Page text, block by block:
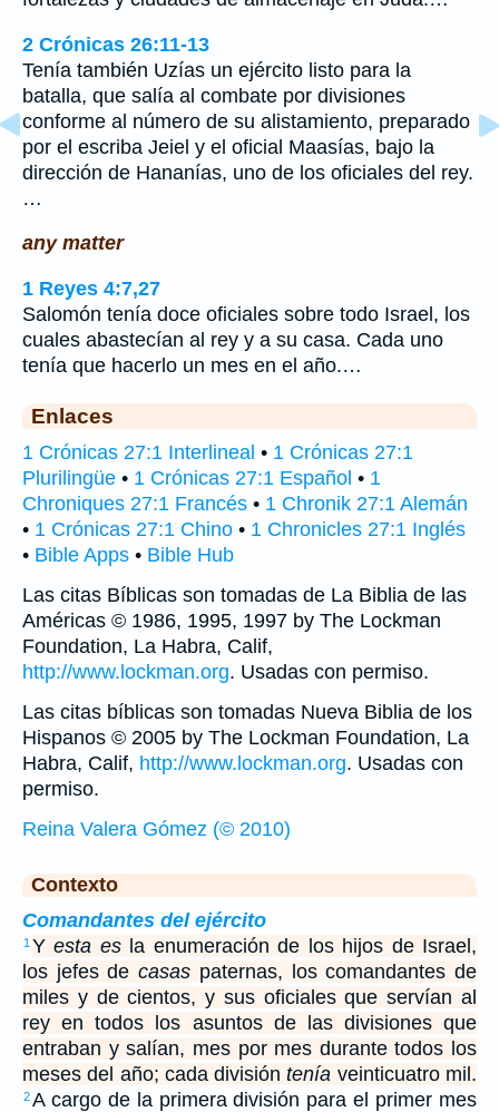
2 Crónicas 26:11-13
Tenía también Uzías un ejército listo para la
batalla, que salía al combate por divisiones
conforme al número de su alistamiento, preparado
por el escriba Jeiel y el oficial Maasías, bajo la
dirección de Hananías, uno de los oficiales del rey.
…
any matter
1 Reyes 4:7,27
Salomón tenía doce oficiales sobre todo Israel, los
cuales abastecían al rey y a su casa. Cada uno
tenía que hacerlo un mes en el año.…
Enlaces
1 Crónicas 27:1 Interlineal • 1 Crónicas 27:1
Plurilingüe • 1 Crónicas 27:1 Español • 1
Chroniques 27:1 Francés • 1 Chronik 27:1 Alemán
• 1 Crónicas 27:1 Chino • 1 Chronicles 27:1 Inglés
• Bible Apps • Bible Hub
Las citas Bíblicas son tomadas de La Biblia de las
Américas © 1986, 1995, 1997 by The Lockman
Foundation, La Habra, Calif,
http://www.lockman.org. Usadas con permiso.
Las citas bíblicas son tomadas Nueva Biblia de los
Hispanos © 2005 by The Lockman Foundation, La
Habra, Calif, http://www.lockman.org. Usadas con
permiso.
Reina Valera Gómez (© 2010)
Contexto
Comandantes del ejército
1 Yesta esla enumeración de los hijos de Israel,
los jefes decasas paternas, los comandantes de
miles y de cientos, y sus oficiales que servían al
rey en todos los asuntos de las divisiones que
entraban y salían, mes por mes durante todos los
meses del año; cada divisióntenía veinticuatro mil.
2A cargo de la primera división para el primer mes